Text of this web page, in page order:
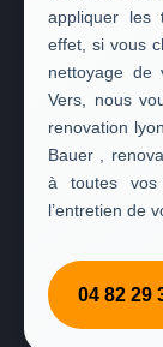
appliquer les
effet, si vous
nettoyage de
Vers, nous
renovation
Bauer ,
à toutes vos
l’entretien de
04 82 29